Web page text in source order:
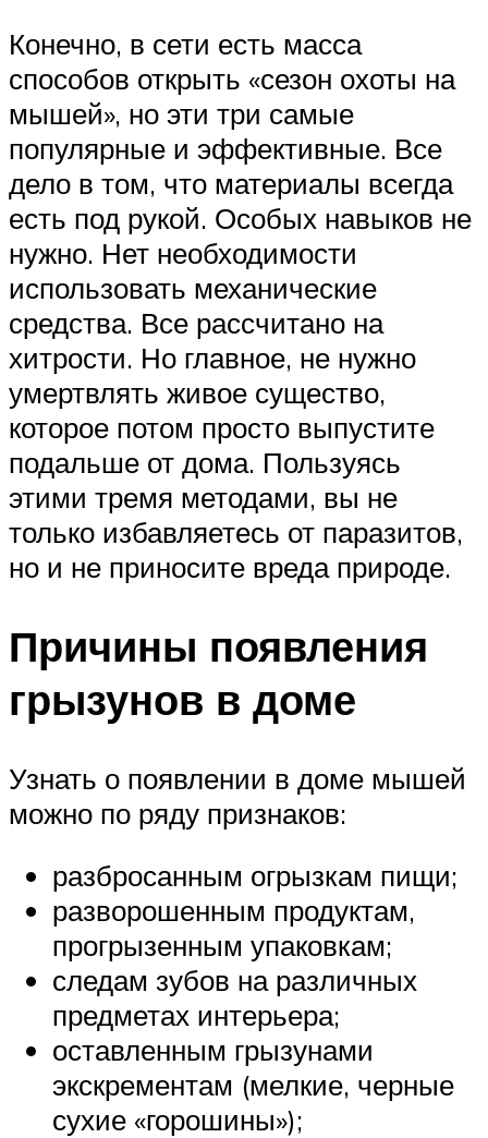
Конечно, в сети есть масса
способов открыть «сезон охоты на
мышей», но эти три самые
популярные и эффективные. Все
дело в том, что материалы всегда
есть под рукой. Особых навыков не
нужно. Нет необходимости
использовать механические
средства. Все рассчитано на
хитрости. Но главное, не нужно
умертвлять живое существо,
которое потом просто выпустите
подальше от дома. Пользуясь
этими тремя методами, вы не
только избавляетесь от паразитов,
но и не приносите вреда природе.
Причины появления
грызунов в доме
Узнать о появлении в доме мышей
можно по ряду признаков:
разбросанным огрызкам пищи;
разворошенным продуктам,
прогрызенным упаковкам;
следам зубов на различных
предметах интерьера;
оставленным грызунами
экскрементам (мелкие, черные
сухие «горошины»);